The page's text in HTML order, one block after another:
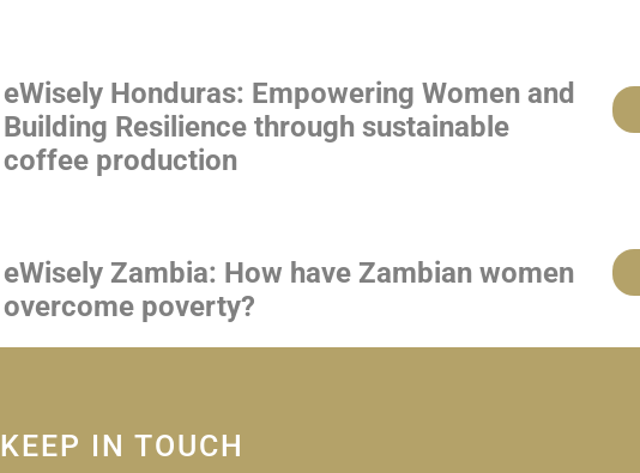
eWisely Honduras: Empowering Women and
Building Resilience through sustainable
coffee production
eWisely Zambia: How have Zambian women
overcome poverty?
KEEP IN TOUCH